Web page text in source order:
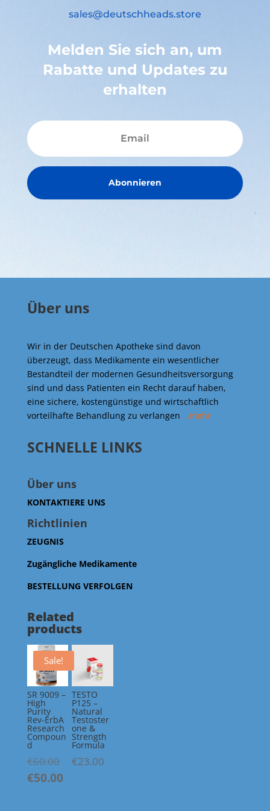
sales@deutschheads.store
Melden Sie sich an, um
Rabatte und Updates zu
erhalten
Abonnieren
Über uns
Wir in der Deutschen Apotheke sind davon
überzeugt, dass Medikamente ein wesentlicher
Bestandteil der modernen Gesundheitsversorgung
sind und dass Patienten ein Recht darauf haben,
eine sichere, kostengünstige und wirtschaftlich
vorteilhafte Behandlung zu verlangen …mehr
SCHNELLE LINKS
Über uns
KONTAKTIERE UNS
Richtlinien
ZEUGNIS
Zugängliche Medikamente
BESTELLUNG VERFOLGEN
Related
products
Sale!
SR 9009 –
High
Purity
Rev-ErbA
Research
Compoun
d
€60.00Original
price
€50.00Current
TESTO
P125 –
Natural
Testoster
one &
Strength
Formula
€23.00